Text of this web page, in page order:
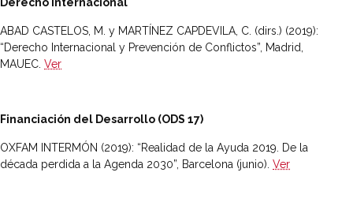
Derecho Internacional
ABAD CASTELOS, M. y MARTÍNEZ CAPDEVILA, C. (dirs.) (2019):
“Derecho Internacional y Prevención de Conflictos”, Madrid,
MAUEC. Ver
Financiación del Desarrollo (ODS 17)
OXFAM INTERMÓN (2019): “Realidad de la Ayuda 2019. De la
década perdida a la Agenda 2030”, Barcelona (junio). Ver